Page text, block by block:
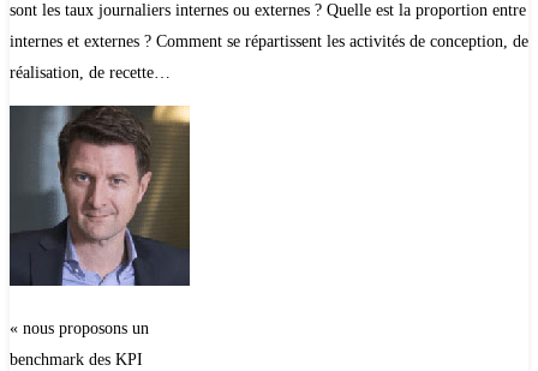
sont les taux journaliers internes ou externes ? Quelle est la proportion entre
internes et externes ? Comment se répartissent les activités de conception, de
réalisation, de recette…
« nous proposons un
benchmark des KPI